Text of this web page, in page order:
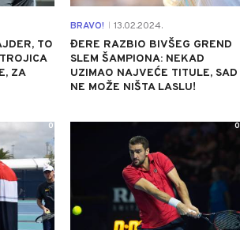
TO
ZA
BRAVO! 13.02.2024.
ĐERE RAZBIO BIVŠEG GREND
SLEM ŠAMPIONA: NEKAD
UZIMAO NAJVEĆE TITULE, SAD
NE MOŽE NIŠTA LASLU!
0 0